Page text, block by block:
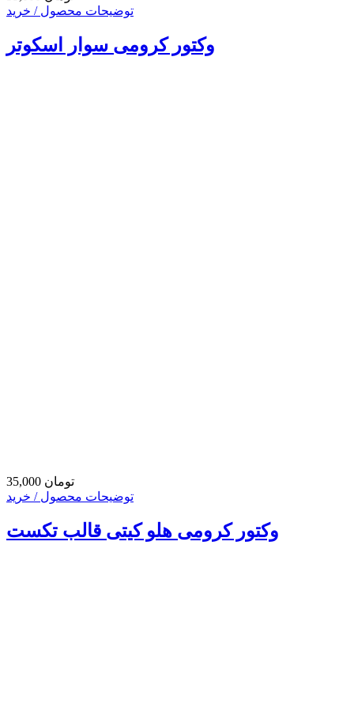
توضیحات محصول / خرید
وکتور کرومی سوار اسکوتر
35,000 تومان
توضیحات محصول / خرید
وکتور کرومی هلو کیتی قالب تکست